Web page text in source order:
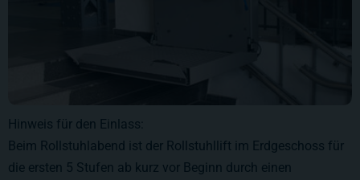
Hinweis für den Einlass:
Beim Rollstuhlabend ist der Rollstuhllift im Erdgeschoss für
die ersten 5 Stufen ab kurz vor Beginn durch einen